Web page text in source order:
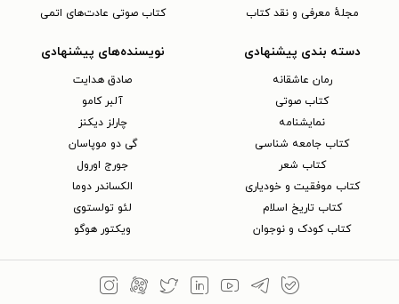
مجلهٔ معرفی و نقد کتاب
کتاب صوتی عادت‌های اتمی
دسته بندی پیشنهادی
رمان عاشقانه
کتاب‌ صوتی
نمایشنامه
کتاب جامعه شناسی
کتاب شعر
کتاب موفقیت و خودیاری
کتاب تاریخ اسلام
کتاب کودک و نوجوان
نویسنده‌های پیشنهادی
صادق هدایت
آلبر کامو
چارلز دیکنز
گی دو موپاسان
جورج اورول
الکساندر دوما
لئو تولستوی
ویکتور هوگو